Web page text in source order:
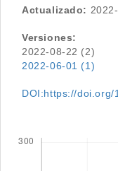
Actualizado:
Versiones:
2022-08-22 (2)
2022-06-01 (1)
DOI:https://doi.org/